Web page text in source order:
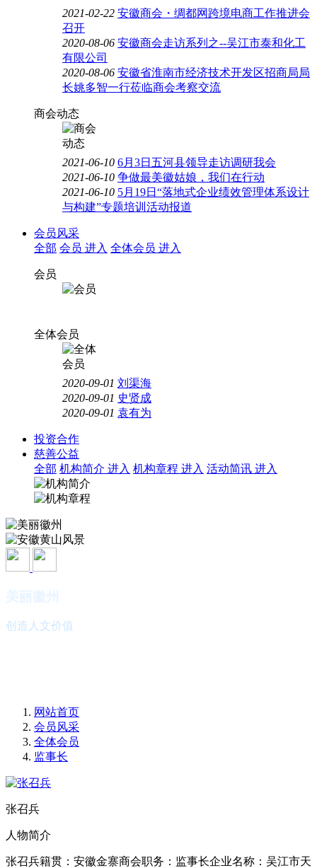
2021-02-22 安徽商会・绸都网跨境电商工作推进会
召开
2020-08-06 安徽商会走访系列之--吴江市泰和化工
有限公司
2020-08-06 安徽省淮南市经济技术开发区招商局局
长姚多智一行莅临商会考察交流
商会动态
2021-06-10 6月3日五河县领导走访调研我会
2021-06-10 争做最美徽姑娘，我们在行动
2021-06-10 5月19日“落地式企业绩效管理体系设计
与构建”专题培训活动报道
会员风采
全部 会员 进入 全体会员 进入
会员
全体会员
2020-09-01 刘渠海
2020-09-01 史贤成
2020-09-01 袁有为
投资合作
慈善公益
全部 机构简介 进入 机构章程 进入 活动简讯 进入
创造人文价值
网站首页
会员风采
全体会员
监事长
张召兵
人物简介
张召兵籍贯：安徽金寨商会职务：监事长企业名称：吴江市天